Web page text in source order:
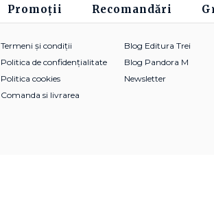
Promoții Recomandări
Termeni și condiții
Politica de confidențialitate
Politica cookies
Comanda si livrarea
Blog Editura Trei
Blog Pandora M
Newsletter